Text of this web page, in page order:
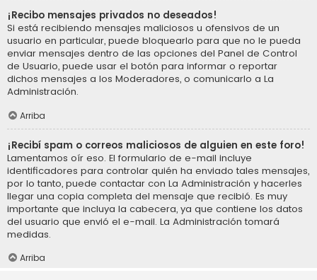
¡Recibo mensajes privados no deseados!
Si está recibiendo mensajes maliciosos u ofensivos de un
usuario en particular, puede bloquearlo para que no le pueda
enviar mensajes dentro de las opciones del Panel de Control
de Usuario, puede usar el botón para informar o reportar
dichos mensajes a los Moderadores, o comunicarlo a La
Administración.
Arriba
¡Recibí spam o correos maliciosos de alguien en este foro!
Lamentamos oír eso. El formulario de e-mail incluye
identificadores para controlar quién ha enviado tales mensajes,
por lo tanto, puede contactar con La Administración y hacerles
llegar una copia completa del mensaje que recibió. Es muy
importante que incluya la cabecera, ya que contiene los datos
del usuario que envió el e-mail. La Administración tomará
medidas.
Arriba